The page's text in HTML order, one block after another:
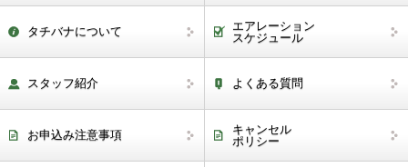
タチバナについて
エアレーション
スケジュール
スタッフ紹介 よくある質問
お申込み注意事項
キャンセル
ポリシー